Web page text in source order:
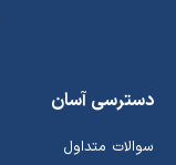
دسترسی آسان
سوالات متداول